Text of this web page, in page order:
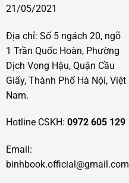
21/05/2021
Địa chỉ: Số 5 ngách 20, ngõ
1 Trần Quốc Hoàn, Phường
Dịch Vọng Hậu, Quận Cầu
Giấy, Thành Phố Hà Nội, Việt
Nam.
Hotline CSKH: 0972 605 129
Email:
binhbook.official@gmail.com